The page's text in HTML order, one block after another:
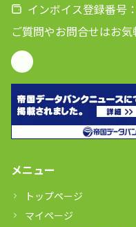
インボイス登録番号
ご質問やお問合せはお
メニュー
トップページ
マイページ